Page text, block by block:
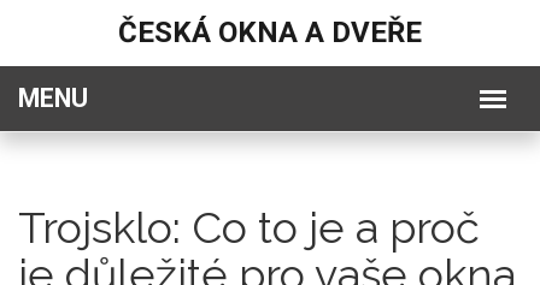
ČESKÁ OKNA A DVEŘE
Trojsklo: Co to je a proč
je důležité pro vaše okna